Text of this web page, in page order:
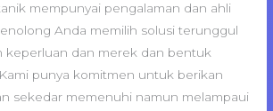
mempunyai pengalaman dan ahli
Anda memilih solusi terunggul
keperluan dan merek dan bentuk
punya komitmen untuk berikan
sekedar memenuhi namun melampaui